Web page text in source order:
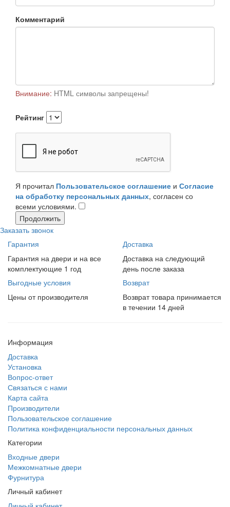
Комментарий
Внимание: HTML символы запрещены!
Рейтинг
Я прочитал Пользовательское соглашение и Согласие
на обработку персональных данных, согласен со
всеми условиями.
Продолжить
Заказать звонок
Гарантия
Гарантия на двери и на все
комплектующие 1 год
Доставка
Доставка на следующий
день после заказа
Выгодные условия
Цены от производителя
Возврат
Возврат товара принимается
в течении 14 дней
Информация
Доставка
Установка
Вопрос-ответ
Связаться с нами
Карта сайта
Производители
Пользовательское соглашение
Политика конфиденциальности персональных данных
Категории
Входные двери
Межкомнатные двери
Фурнитура
Личный кабинет